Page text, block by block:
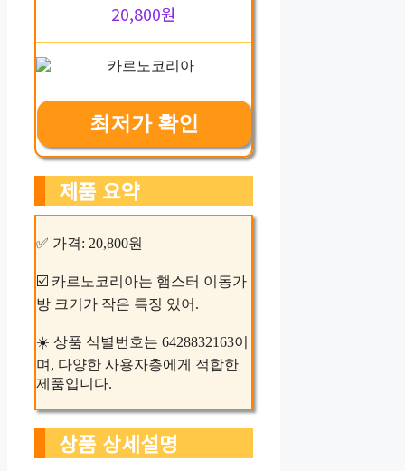
20,800원
최저가 확인
제품 요약
✅ 가격: 20,800원
☑️ 카르노코리아는 햄스터 이동가
방 크기가 작은 특징 있어.
☀️ 상품 식별번호는 6428832163이
며, 다양한 사용자층에게 적합한
제품입니다.
상품 상세설명